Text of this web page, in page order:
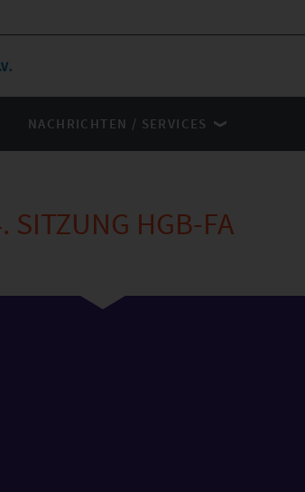
NACHRICHTEN / SERVICES
SITZUNG HGB-FA